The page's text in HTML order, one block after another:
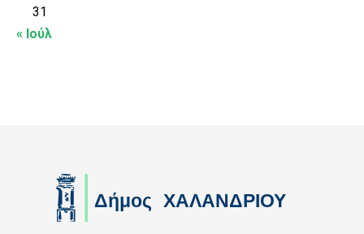
31
« Ιούλ